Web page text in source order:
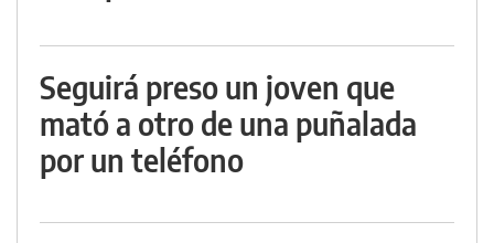
Seguirá preso un joven que
mató a otro de una puñalada
por un teléfono